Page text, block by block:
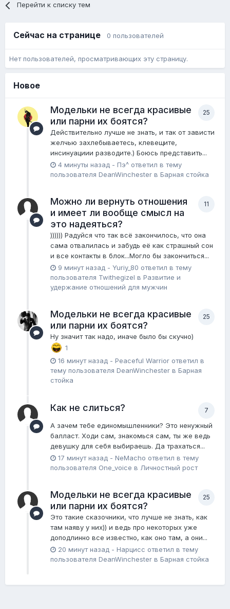
Перейти к списку тем
Сейчас на странице 0 пользователей
Нет пользователей, просматривающих эту страницу.
Новое
25
Модельки не всегда красивые
или парни их боятся?
Действительно лучше не знать, и так от зависти
желчью захлебываетесь, клевещите,
инсинуациии разводите.) Боюсь представить...
4 минуты назад - Пэ^ ответил в тему
пользователя DeanWinchester в Барная стойка
11
Можно ли вернуть отношения
и имеет ли вообще смысл на
это надеяться?
)))))) Радуйся что так всё закончилось, что она
сама отвалилась и забудь её как страшный сон
и все контакты в блок...Могло бы закончиться...
9 минут назад - Yuriy_80 ответил в тему
пользователя Twithegizel в Pазвитие и
удержание отношений для мужчин
25
Модельки не всегда красивые
или парни их боятся?
Ну значит так надо, иначе было бы скучно)
1
16 минут назад - Peaceful Warrior ответил в
тему пользователя DeanWinchester в Барная
стойка
7
Как не слиться?
А зачем тебе единомышленники? Это ненужный
балласт. Ходи сам, знакомься сам, ты же ведь
девушку для себя выбираешь. Да трахаться...
17 минут назад - NeMacho ответил в тему
пользователя One_voice в Личностный рост
25
Модельки не всегда красивые
или парни их боятся?
Это такие сказочники, что лучше не знать, как
там наяву у них)) и ведь про некоторых уже
доподлинно все известно, как оно там, а они...
20 минут назад - Нарцисс ответил в тему
пользователя DeanWinchester в Барная стойка